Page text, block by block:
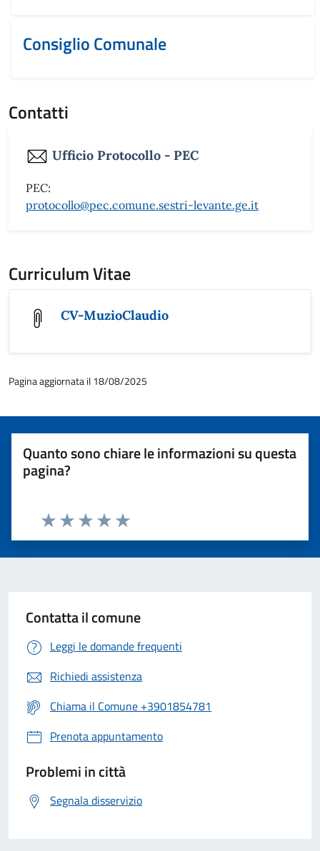
Consiglio Comunale
Contatti
Ufficio Protocollo - PEC
PEC:
protocollo@pec.comune.sestri-levante.ge.it
Curriculum Vitae
CV-MuzioClaudio
Pagina aggiornata il 18/08/2025
Quanto sono chiare le informazioni su questa
pagina?
Valuta 5 stelle su 5
Valuta 4 stelle su 5
Valuta 3 stelle su 5
Valuta 2 stelle su 5
Valuta 1 stelle su 5
Contatta il comune
Leggi le domande frequenti
Richiedi assistenza
Chiama il Comune +3901854781
Prenota appuntamento
Problemi in città
Segnala disservizio